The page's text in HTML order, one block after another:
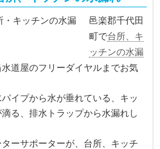
邑楽郡千代田
町で台所、キ
ッチンの水漏
道屋のフリーダイヤルまでお気
イプから水が垂れている、キッ
る、排水トラップから水漏れし
ーサポーターが、台所、キッチ